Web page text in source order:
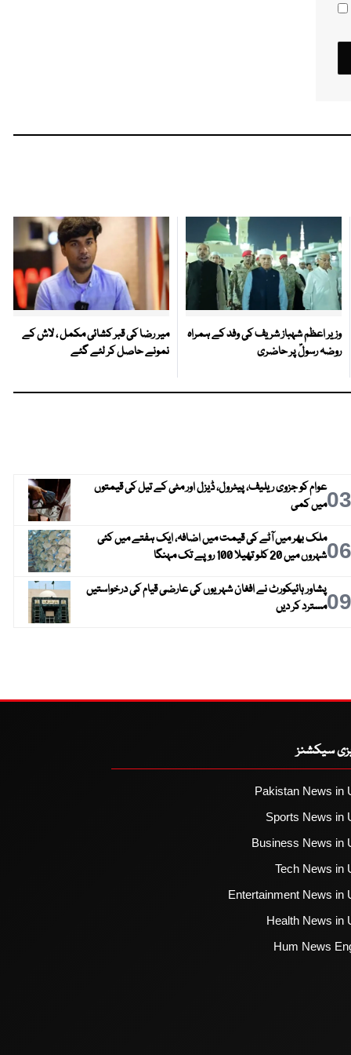
وزیر اعظم شہباز شریف کی وفد کے ہمراہ
روضہ رسولؐ پر حاضری
میر رضا کی قبر کشائی مکمل ، لاش کے
نمونے حاصل کر لئے گئے
03عوام کو جزوی ریلیف، پیٹرول، ڈیزل اور مٹی کے تیل کی قیمتوں
میں کمی
06ملک بھر میں آٹے کی قیمت میں اضافہ، ایک ہفتے میں کئی
شہروں میں 20 کلو تھیلا 100 روپے تک مہنگا
09پشاور ہائیکورٹ نے افغان شہریوں کی عارضی قیام کی درخواستیں
مسترد کر دیں
سیکشنز
Pakistan News in
Sports News in
Business News in
Tech News in
Entertainment News in
Health News in
Hum News